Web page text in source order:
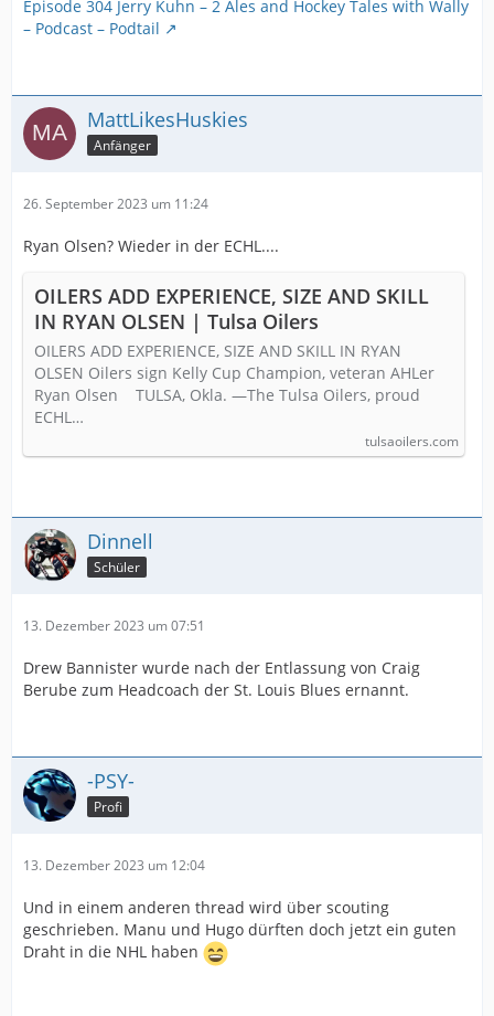
Episode 304 Jerry Kuhn – 2 Ales and Hockey Tales with Wally
– Podcast – Podtail
MattLikesHuskies
Anfänger
26. September 2023 um 11:24
Ryan Olsen? Wieder in der ECHL....
OILERS ADD EXPERIENCE, SIZE AND SKILL
IN RYAN OLSEN | Tulsa Oilers
OILERS ADD EXPERIENCE, SIZE AND SKILL IN RYAN
OLSEN Oilers sign Kelly Cup Champion, veteran AHLer
Ryan Olsen TULSA, Okla. —The Tulsa Oilers, proud
ECHL…
tulsaoilers.com
Dinnell
Schüler
13. Dezember 2023 um 07:51
Drew Bannister wurde nach der Entlassung von Craig
Berube zum Headcoach der St. Louis Blues ernannt.
-PSY-
Profi
13. Dezember 2023 um 12:04
Und in einem anderen thread wird über scouting
geschrieben. Manu und Hugo dürften doch jetzt ein guten
Draht in die NHL haben